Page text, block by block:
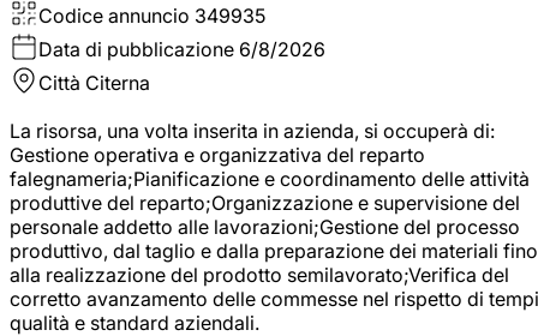
Codice annuncio 349935
Data di pubblicazione 6/8/2026
Città Citerna
La risorsa, una volta inserita in azienda, si occuperà di:
Gestione operativa e organizzativa del reparto
falegnameria;Pianificazione e coordinamento delle attività
produttive del reparto;Organizzazione e supervisione del
personale addetto alle lavorazioni;Gestione del processo
produttivo, dal taglio e dalla preparazione dei materiali fino
alla realizzazione del prodotto semilavorato;Verifica del
corretto avanzamento delle commesse nel rispetto di
qualità e standard aziendali.